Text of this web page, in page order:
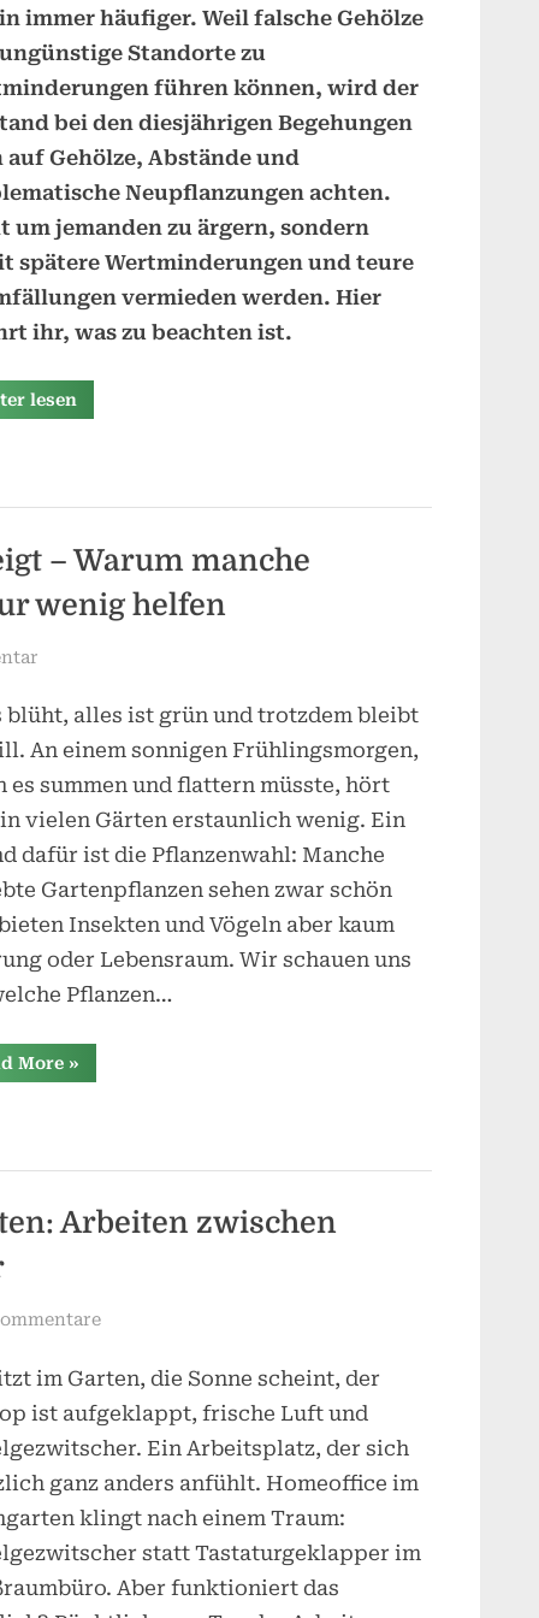
Bäumen
und
Gehölzen
im
Kleingarten
gilt
immer häufiger. Weil falsche Gehölze
Standorte zu
führen können, wird der
bei den diesjährigen Begehungen
auf Gehölze, Abstände und
Neupflanzungen achten.
um jemanden zu ärgern, sondern
spätere Wertminderungen und teure
vermieden werden. Hier
ihr, was zu beachten ist.
lesen
– Warum manche
wenig helfen
der
Garten
schweigt
–
manche
Gartenpflanzen
der
Natur
wenig
blüht, alles ist grün und trotzdem bleibt
An einem sonnigen Frühlingsmorgen,
es summen und flattern müsste, hört
vielen Gärten erstaunlich wenig. Ein
dafür ist die Pflanzenwahl: Manche
Gartenpflanzen sehen zwar schön
Insekten und Vögeln aber kaum
oder Lebensraum. Wir schauen uns
Pflanzen…
More“Wenn
der
Natur
wenig
»
Arbeiten zwischen
zu
im
Kleingarten:
Arbeiten
und
Rasenmäher
im Garten, die Sonne scheint, der
ist aufgeklappt, frische Luft und
Ein Arbeitsplatz, der sich
ganz anders anfühlt. Homeoffice im
klingt nach einem Traum:
statt Tastaturgeklapper im
Aber funktioniert das